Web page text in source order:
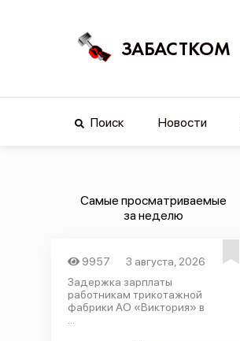
ЗАБАСТКОМ
Поиск Новости
Самые просматриваемые
за неделю
9957
3 августа, 2026
Задержка зарплаты
работникам трикотажной
фабрики АО «Виктория» в